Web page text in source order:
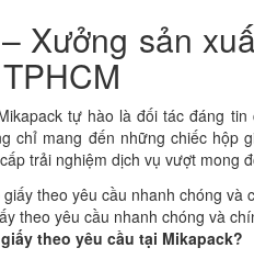
Xưởng sản
tự hào là đối tác đáng
chỉ mang đến những chiếc hộp
trải nghiệm dịch vụ vượt mong
theo yêu cầu nhanh chóng và
theo yêu cầu tại Mikapack?